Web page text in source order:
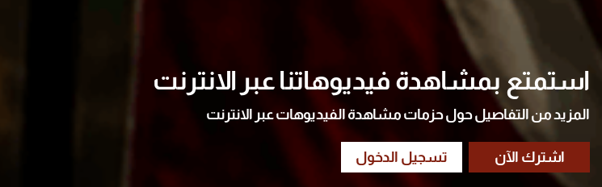
استمتع بمشاهدة فيديوهاتنا عبر الانترنت
المزيد من التفاصيل حول حزمات مشاهدة الفيديوهات عبر الانترنت